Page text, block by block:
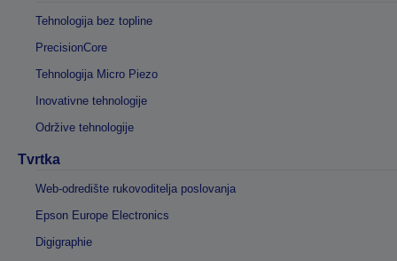
Tehnologija bez topline
PrecisionCore
Tehnologija Micro Piezo
Inovativne tehnologije
Održive tehnologije
Tvrtka
Web-odredište rukovoditelja poslovanja
Epson Europe Electronics
Digigraphie